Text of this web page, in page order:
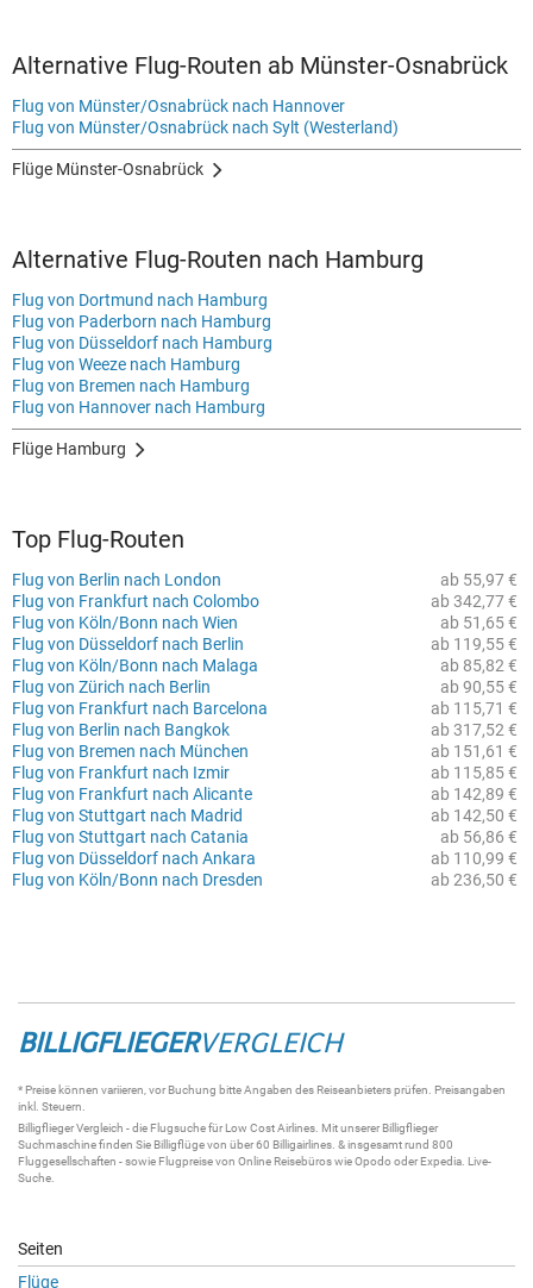
Alternative Flug-Routen ab Münster-Osnabrück
Flug von Münster/Osnabrück nach Hannover
Flug von Münster/Osnabrück nach Sylt (Westerland)
Flüge Münster-Osnabrück
Alternative Flug-Routen nach Hamburg
Flug von Dortmund nach Hamburg
Flug von Paderborn nach Hamburg
Flug von Düsseldorf nach Hamburg
Flug von Weeze nach Hamburg
Flug von Bremen nach Hamburg
Flug von Hannover nach Hamburg
Flüge Hamburg
Top Flug-Routen
ab 55,97 €
Flug von Berlin nach London
ab 342,77 €
Flug von Frankfurt nach Colombo
ab 51,65 €
Flug von Köln/Bonn nach Wien
ab 119,55 €
Flug von Düsseldorf nach Berlin
ab 85,82 €
Flug von Köln/Bonn nach Malaga
ab 90,55 €
Flug von Zürich nach Berlin
ab 115,71 €
Flug von Frankfurt nach Barcelona
ab 317,52 €
Flug von Berlin nach Bangkok
ab 151,61 €
Flug von Bremen nach München
ab 115,85 €
Flug von Frankfurt nach Izmir
ab 142,89 €
Flug von Frankfurt nach Alicante
ab 142,50 €
Flug von Stuttgart nach Madrid
ab 56,86 €
Flug von Stuttgart nach Catania
ab 110,99 €
Flug von Düsseldorf nach Ankara
ab 236,50 €
Flug von Köln/Bonn nach Dresden
BILLIGFLIEGERVERGLEICH
* Preise können variieren, vor Buchung bitte Angaben des Reiseanbieters prüfen. Preisangaben
inkl. Steuern.
BilligfliegerVergleich - die Flugsuchefür Low Cost Airlines. Mit unsererBilligflieger
Suchmaschinefinden Sie Billigflügevon über 60 Billigairlines . & insgesamt rund 800
Fluggesellschaften - sowie Flugpreise von Online Reisebüros wie Opodo oder Expedia. Live-
Suche
Seiten
Flüge